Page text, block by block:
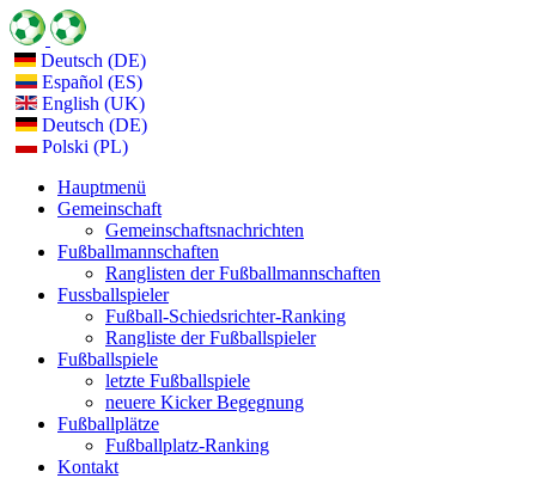
Deutsch (DE)
Español (ES)
English (UK)
Deutsch (DE)
Polski (PL)
Hauptmenü
Gemeinschaft
Gemeinschaftsnachrichten
Fußballmannschaften
Ranglisten der Fußballmannschaften
Fussballspieler
Fußball-Schiedsrichter-Ranking
Rangliste der Fußballspieler
Fußballspiele
letzte Fußballspiele
neuere Kicker Begegnung
Fußballplätze
Fußballplatz-Ranking
Kontakt